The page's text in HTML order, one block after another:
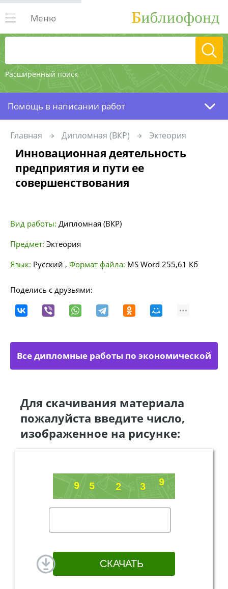
Расширенный поиск
Меню
Помощь в написании работ
Главная Дипломная (ВКР) Эктеория
Инновационная деятельность
предприятия и пути ее
совершенствования
Вид работы: Дипломная (ВКР)
Предмет: Эктеория
Язык: Русский , Формат файла: MS Word 255,61 Кб
Поделись с друзьями:
Все дипломные работы по экономической
Для скачивания материала
пожалуйста введите число,
изображенное на рисунке: